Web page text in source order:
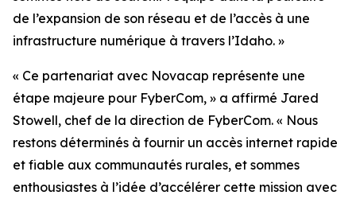
de l’expansion de son réseau et de l’accès à une
infrastructure numérique à travers l’Idaho. »
« Ce partenariat avec Novacap représente une
étape majeure pour FyberCom, » a affirmé Jared
Stowell, chef de la direction de FyberCom. « Nous
restons déterminés à fournir un accès internet rapide
et fiable aux communautés rurales, et sommes
enthousiastes à l’idée d’accélérer cette mission avec